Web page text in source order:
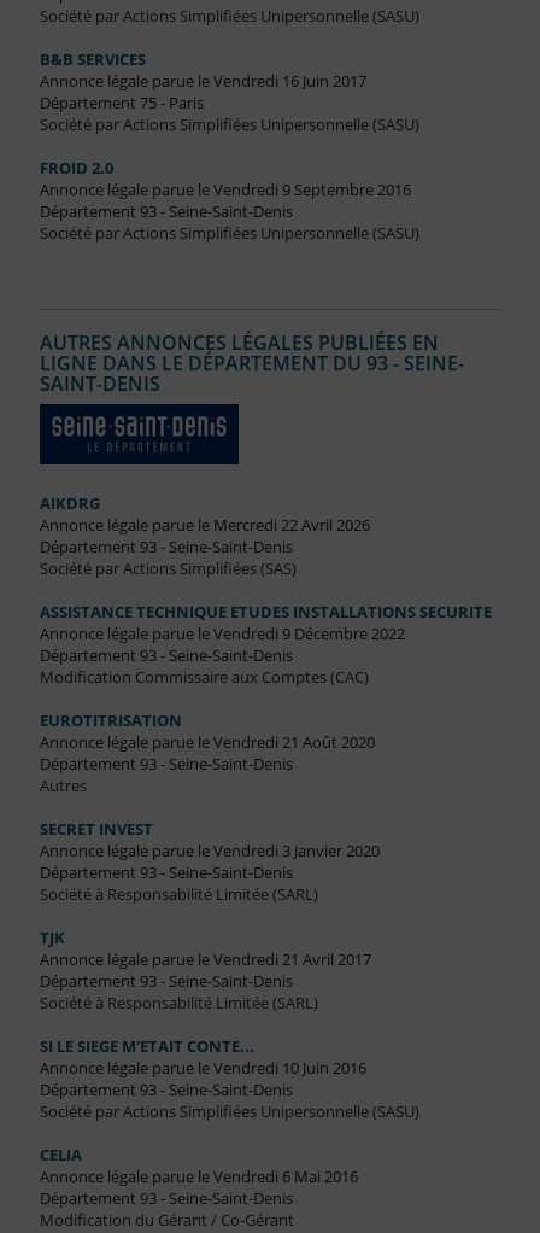
Société par Actions Simplifiées Unipersonnelle (SASU)
B&B SERVICES
Annonce légale parue le Vendredi 16 Juin 2017
Département 75 - Paris
Société par Actions Simplifiées Unipersonnelle (SASU)
FROID 2.0
Annonce légale parue le Vendredi 9 Septembre 2016
Département 93 - Seine-Saint-Denis
Société par Actions Simplifiées Unipersonnelle (SASU)
AUTRES ANNONCES LÉGALES PUBLIÉES EN
LIGNE DANS LE DÉPARTEMENT DU 93 - SEINE-
SAINT-DENIS
AIKDRG
Annonce légale parue le Mercredi 22 Avril 2026
Département 93 - Seine-Saint-Denis
Société par Actions Simplifiées (SAS)
ASSISTANCE TECHNIQUE ETUDES INSTALLATIONS SECURITE
Annonce légale parue le Vendredi 9 Décembre 2022
Département 93 - Seine-Saint-Denis
Modification Commissaire aux Comptes (CAC)
EUROTITRISATION
Annonce légale parue le Vendredi 21 Août 2020
Département 93 - Seine-Saint-Denis
Autres
SECRET INVEST
Annonce légale parue le Vendredi 3 Janvier 2020
Département 93 - Seine-Saint-Denis
Société à Responsabilité Limitée (SARL)
TJK
Annonce légale parue le Vendredi 21 Avril 2017
Département 93 - Seine-Saint-Denis
Société à Responsabilité Limitée (SARL)
SI LE SIEGE M'ETAIT CONTE...
Annonce légale parue le Vendredi 10 Juin 2016
Département 93 - Seine-Saint-Denis
Société par Actions Simplifiées Unipersonnelle (SASU)
CELIA
Annonce légale parue le Vendredi 6 Mai 2016
Département 93 - Seine-Saint-Denis
Modification du Gérant / Co-Gérant